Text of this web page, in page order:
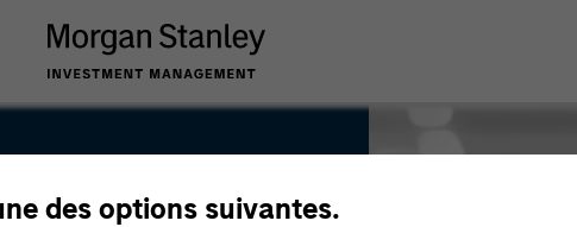
des options suivantes.